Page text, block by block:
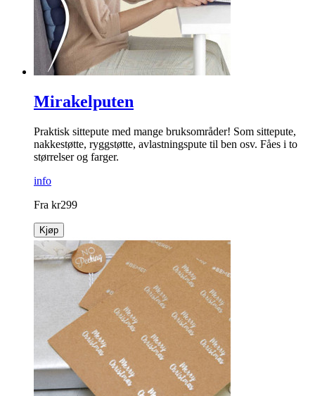
Mirakelputen
Praktisk sittepute med mange bruksområder! Som sittepute,
nakkestøtte, ryggstøtte, avlastnings­pute til ben osv. Fåes i to
størrelser og farger.
info
Fra kr299
Kjøp